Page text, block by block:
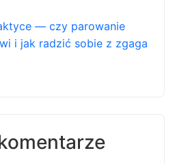
— czy parowanie
i jak radzić sobie z zgaga